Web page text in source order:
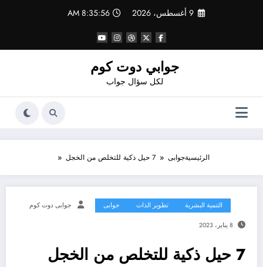
9 أغسطس، 2026 8:35:57 AM
جوابي دوت كوم
لكل سؤال جواب
الرئيسيةجوابى 7 حيل ذكية للتخلص من الخجل
التنمية البشرية تطوير الذات جوابى جوابى دوت كوم
8 يناير، 2023
7 حيل ذكية للتخلص من الخجل